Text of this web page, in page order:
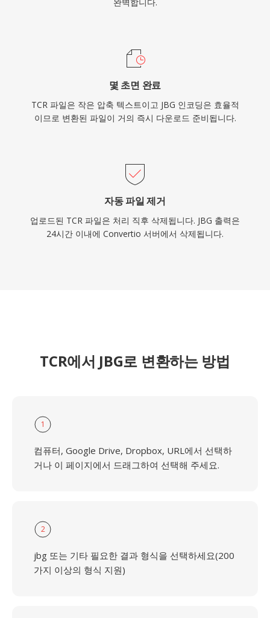
몇 초면 완료
TCR 파일은 작은 압축 텍스트이고 JBG 인코딩은 효율적
이므로 변환된 파일이 거의 즉시 다운로드 준비됩니다.
자동 파일 제거
업로드된 TCR 파일은 처리 직후 삭제됩니다. JBG 출력은
24시간 이내에 Convertio 서버에서 삭제됩니다.
TCR에서 JBG로 변환하는 방법
1
컴퓨터, Google Drive, Dropbox, URL에서 선택하
거나 이 페이지에서 드래그하여 선택해 주세요.
2
jbg 또는 기타 필요한 결과 형식을 선택하세요(200
가지 이상의 형식 지원)